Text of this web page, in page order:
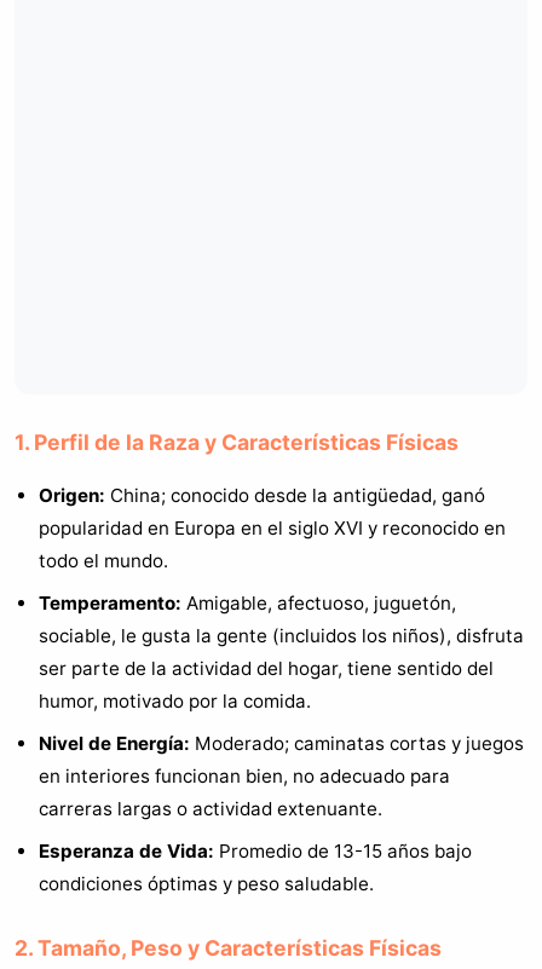
1. Perfil de la Raza y Características Físicas
Origen: China; conocido desde la antigüedad, ganó
popularidad en Europa en el siglo XVI y reconocido en
todo el mundo.
Temperamento: Amigable, afectuoso, juguetón,
sociable, le gusta la gente (incluidos los niños), disfruta
ser parte de la actividad del hogar, tiene sentido del
humor, motivado por la comida.
Nivel de Energía: Moderado; caminatas cortas y juegos
en interiores funcionan bien, no adecuado para
carreras largas o actividad extenuante.
Esperanza de Vida: Promedio de 13-15 años bajo
condiciones óptimas y peso saludable.
2. Tamaño, Peso y Características Físicas